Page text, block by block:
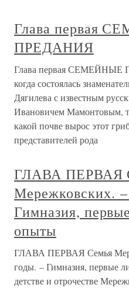
Глава первая
ПРЕДАНИЯ
Глава первая СЕМЕЙНЫЕ
когда состоялась
Дягилева с известным
Ивановичем Мамонтовым,
какой почве вырос этот
представителей рода
ГЛАВА ПЕРВАЯ
Мережковских.
Гимназия,
опыты
ГЛАВА ПЕРВАЯ Семья
годы. – Гимназия, первые
детстве и отрочестве